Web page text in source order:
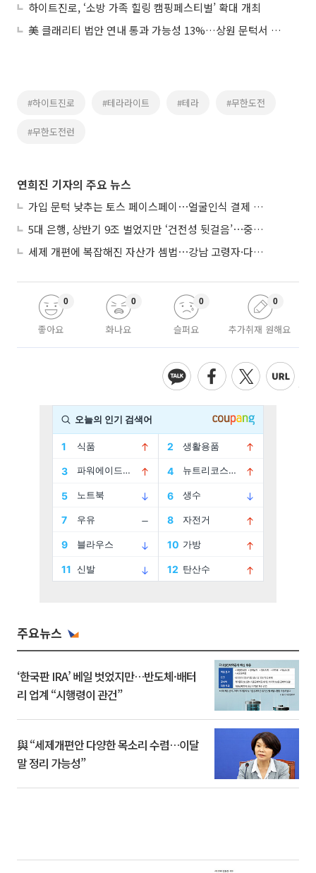
하이트진로, ‘소방 가족 힐링 캠핑페스티벌’ 확대 개최
美 클래리티 법안 연내 통과 가능성 13%…상원 문턱서 제동
#하이트진로 #테라라이트 #테라 #무한도전
#무한도전런
연희진 기자의 주요 뉴스
가입 문턱 낮추는 토스 페이스페이⋯얼굴인식 결제 확산 속도낸다
5대 은행, 상반기 9조 벌었지만 ‘건전성 뒷걸음’⋯중기대출 문턱 높아지나
세제 개편에 복잡해진 자산가 셈법⋯강남 고령자·다주택자 ‘자산재편 고심’
좋아요
0
화나요
0
슬퍼요
0
추가취재 원해요
0
주요뉴스
‘한국판 IRA’ 베일 벗었지만…반도체·배터
리 업계 “시행령이 관건”
與 “세제개편안 다양한 목소리 수렴…이달
말 정리 가능성”